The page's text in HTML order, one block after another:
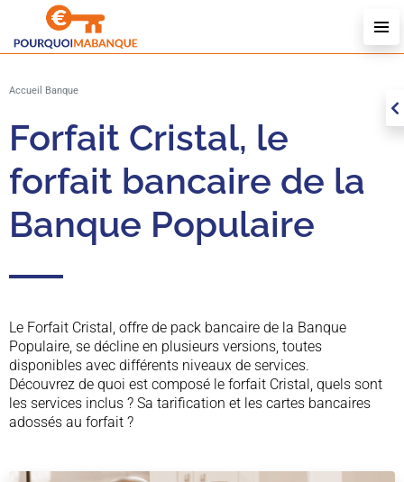
Accueil Banque
Forfait Cristal, le
forfait bancaire de la
Banque Populaire
Le Forfait Cristal, offre de pack bancaire de la Banque
Populaire, se décline en plusieurs versions, toutes
disponibles avec différents niveaux de services.
Découvrez de quoi est composé le forfait Cristal, quels sont
les services inclus ? Sa tarification et les cartes bancaires
adossés au forfait ?